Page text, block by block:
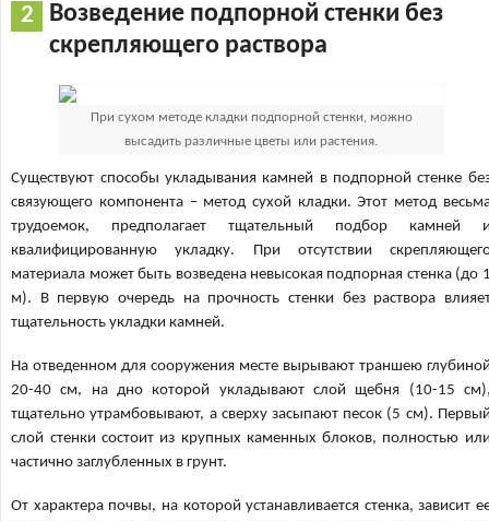
Возведение подпорной стенки без
скрепляющего раствора
При сухом методе кладки подпорной стенки, можно
высадить различные цветы или растения.
Существуют способы укладывания камней в подпорной стенке
связующего компонента – метод сухой кладки. Этот метод
трудоемок, предполагает тщательный подбор камней
квалифицированную укладку. При отсутствии
материала может быть возведена невысокая подпорная стенка (до
м). В первую очередь на прочность стенки без раствора
тщательность укладки камней.
На отведенном для сооружения месте вырывают траншею
20-40 см, на дно которой укладывают слой щебня (10-15
тщательно утрамбовывают, а сверху засыпают песок (5 см).
слой стенки состоит из крупных каменных блоков, полностью
частично заглубленных в грунт.
От характера почвы, на которой устанавливается стенка, зависит